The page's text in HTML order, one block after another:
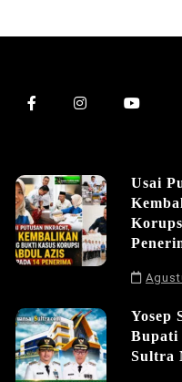
Usai
Yosep
Bupati
Sultra